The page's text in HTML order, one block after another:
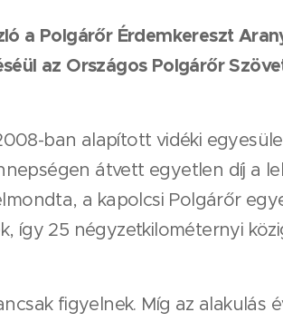
a Polgárőr Érdemkereszt
az Országos Polgárőr
ban alapított vidéki
átvett egyetlen díj a
a kapolcsi Polgárőr
így 25 négyzetkilométernyi
figyelnek. Míg az alakulás